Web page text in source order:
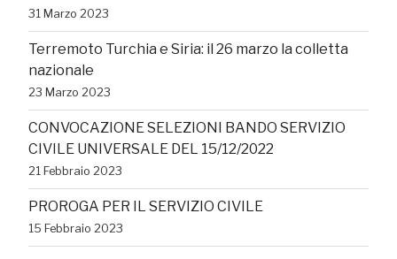
31 Marzo 2023
Terremoto Turchia e Siria: il 26 marzo la colletta
nazionale
23 Marzo 2023
CONVOCAZIONE SELEZIONI BANDO SERVIZIO
CIVILE UNIVERSALE DEL 15/12/2022
21 Febbraio 2023
PROROGA PER IL SERVIZIO CIVILE
15 Febbraio 2023